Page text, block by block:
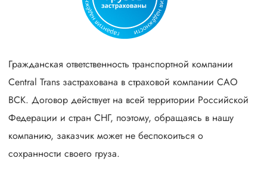
Гражданская ответственность транспортной компании
Central Trans застрахована в страховой компании САО
ВСК. Договор действует на всей территории Российской
Федерации и стран СНГ, поэтому, обращаясь в нашу
компанию, заказчик может не беспокоиться о
сохранности своего груза.